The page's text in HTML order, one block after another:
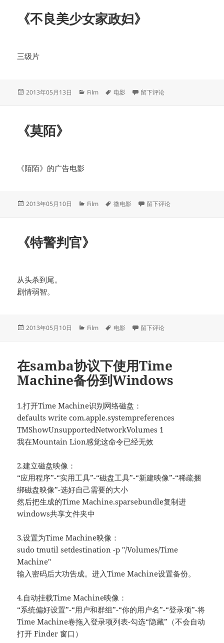
《不良美少女家政妇》
三级片
发
2013年05月13日
分
Film
标
电影 于《不良美少女家政妇》
留下评论
《莫陌》
《陌陌》的广告电影
发
2013年05月10日
分
Film
标
微电影 于《莫陌》
留下评论
《特警判官》
从头杀到尾。
剧情弱智。
发
2013年05月10日
分
Film
标
电影 于《特警判官》
留下评论
在samba协议下使用Time
Machine备份到Windows
1.打开Time Machine识别网络磁盘：
defaults write com.apple.systempreferences
TMShowUnsupportedNetworkVolumes 1
我在Mountain Lion感觉这命令已经无效
2.建立磁盘映像：
“应用程序”-“实用工具”-“磁盘工具”-“新建映像”-“稀疏捆
绑磁盘映像”-选好自己需要的大小
然后把生成的Time Machine.sparsebundle复制进
windows共享文件夹中
3.设置为Time Machine映像：
sudo tmutil setdestination -p "/Volumes/Time
Machine"
输入密码后大功告成。进入Time Machine设置备份。
4.自动挂载Time Machine映像：
“系统偏好设置”-“用户和群组”-“你的用户名”-“登录项”-将
Time Machine卷拖入登录项列表-勾选“隐藏”（不会自动
打开 Finder 窗口）